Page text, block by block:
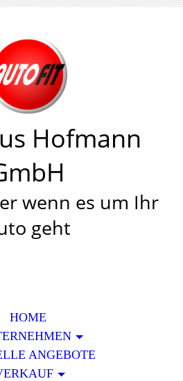
Hofmann
wenn es um Ihr
geht
HOME
ANGEBOTE